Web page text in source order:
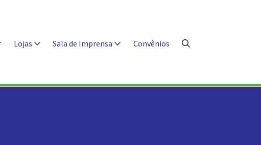
Lojas Sala de Imprensa Convênios